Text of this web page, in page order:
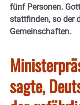
fünf Personen.
stattfinden, so der
Gemeinschaften.
sagte,